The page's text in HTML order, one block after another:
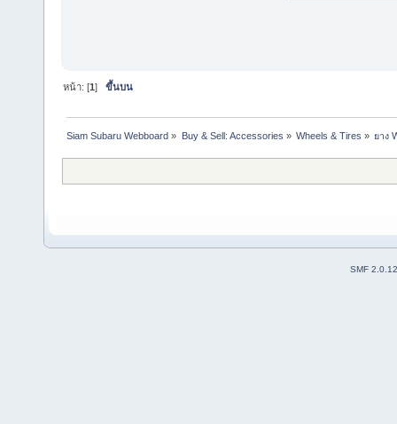
หน้า: [1]ขึ้นบน
Siam Subaru Webboard » Buy & Sell: Accessories » Wheels & Tires » ยาง
SMF 2.0.12